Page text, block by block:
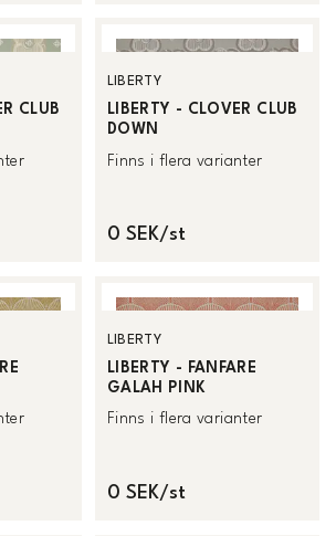
CLUB
LIBERTY
LIBERTY - CLOVER CLUB
DOWN
Finns i flera varianter
0 SEK/st
LIBERTY
LIBERTY - FANFARE
GALAH PINK
Finns i flera varianter
0 SEK/st